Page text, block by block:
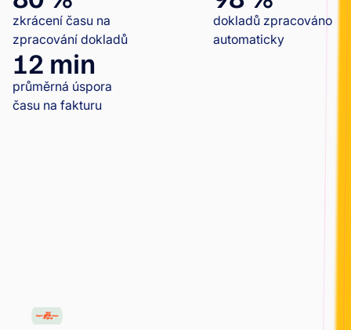
zkrácení času na
zpracování dokladů
dokladů zpracováno
automaticky
12 min
průměrná úspora
času na fakturu